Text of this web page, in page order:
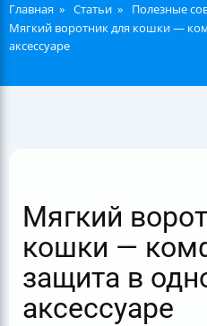
Главная Статьи
Полезные
Мягкий воротник для кошки —
аксессуаре
Мягкий
кошки —
защита в
аксессуаре